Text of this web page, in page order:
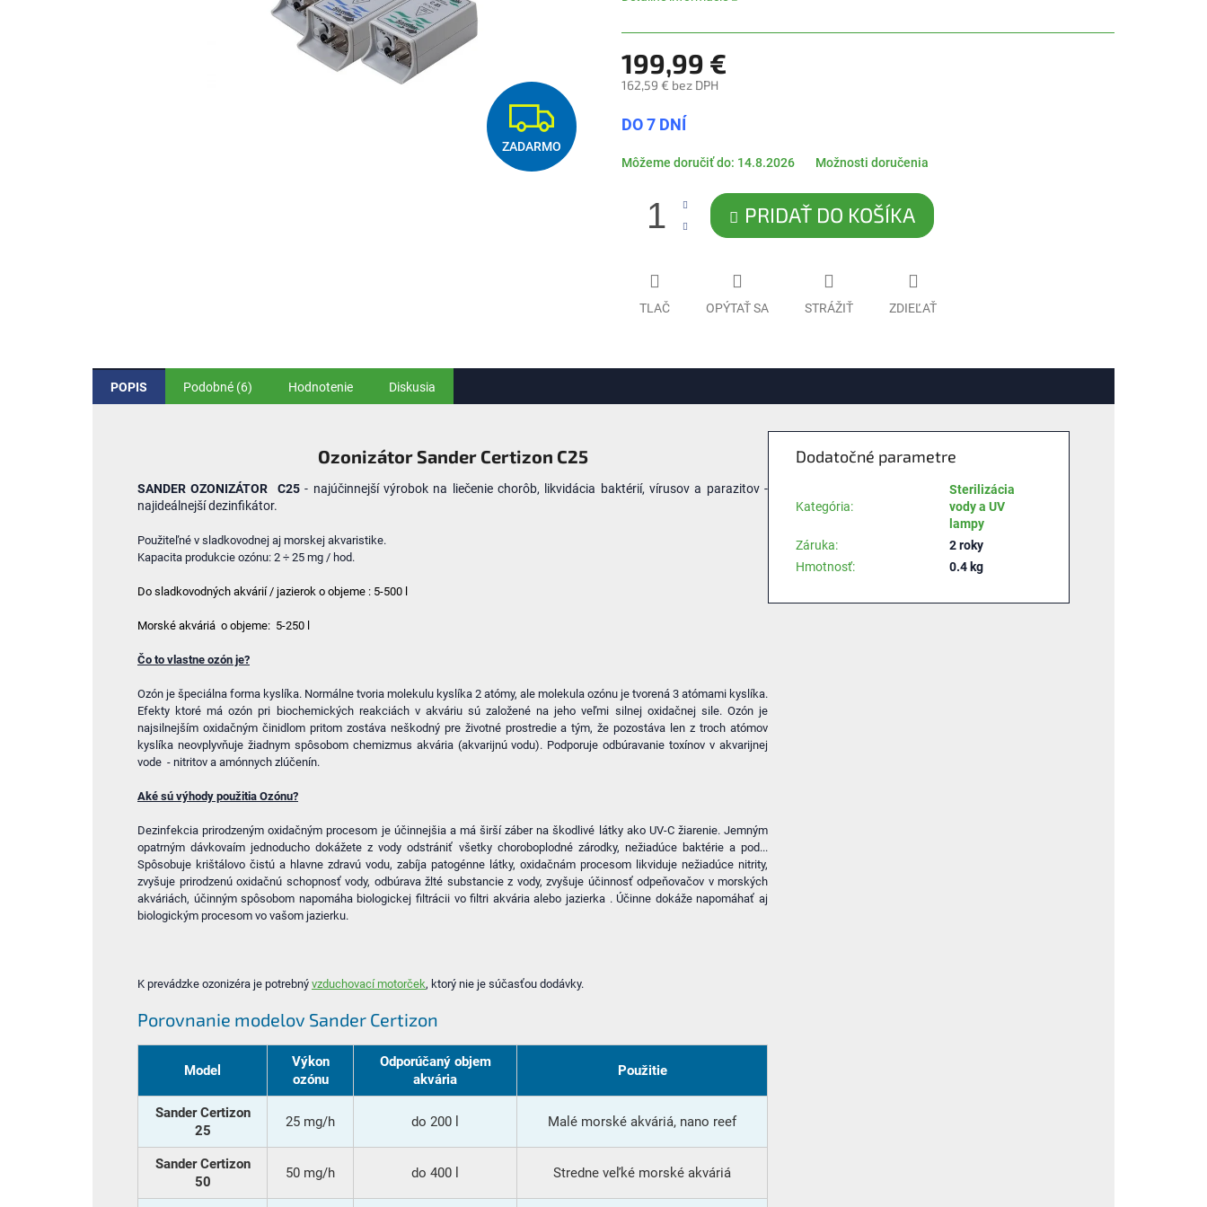
Z
A
ZADARMO
199,99 €
162,59 € bez DPH
cena:
DO 7 DNÍ
Môžeme doručiť do: 14.8.2026 Možnosti doručenia
PRIDAŤ DO KOŠÍKA
TLAČ OPÝTAŤ SA STRÁŽIŤ ZDIEĽAŤ
POPIS Podobné (6) Hodnotenie Diskusia
Ozonizátor Sander Certizon C25
SANDER OZONIZÁTOR C25 - najúčinnejší výrobok na liečenie chorôb, likvidácia baktérií, vírusov a parazitov -
najideálnejší dezinfikátor.
Použiteľné v sladkovodnej aj morskej akvaristike.
Kapacita produkcie ozónu: 2 ÷ 25 mg / hod.
Do sladkovodných akvárií / jazierok o objeme : 5-500 l
Morské akváriá o objeme: 5-250 l
Čo to vlastne ozón je?
Ozón je špeciálna forma kyslíka. Normálne tvoria molekulu kyslíka 2 atómy, ale molekula ozónu je tvorená 3 atómami kyslíka.
Efekty ktoré má ozón pri biochemických reakciách v akváriu sú založené na jeho veľmi silnej oxidačnej sile. Ozón je
najsilnejším oxidačným činidlom pritom zostáva neškodný pre životné prostredie a tým, že pozostáva len z troch atómov
kyslíka neovplyvňuje žiadnym spôsobom chemizmus akvária (akvarijnú vodu). Podporuje odbúravanie toxínov v akvarijnej
vode - nitritov a amónnych zlúčenín.
Aké sú výhody použitia Ozónu?
Dezinfekcia prirodzeným oxidačným procesom je účinnejšia a má širší záber na škodlivé látky ako UV-C žiarenie. Jemným
opatrným dávkovaím jednoducho dokážete z vody odstrániť všetky choroboplodné zárodky, nežiadúce baktérie a pod...
Spôsobuje krištálovo čistú a hlavne zdravú vodu, zabíja patogénne látky, oxidačnám procesom likviduje nežiadúce nitrity,
zvyšuje prirodzenú oxidačnú schopnosť vody, odbúrava žlté substancie z vody, zvyšuje účinnosť odpeňovačov v morských
akváriách, účinným spôsobom napomáha biologickej filtrácii vo filtri akvária alebo jazierka . Účinne dokáže napomáhať aj
biologickým procesom vo vašom jazierku.
K prevádzke ozonizéra je potrebný vzduchovací motorček, ktorý nie je súčasťou dodávky.
Porovnanie modelov Sander Certizon
Model
Výkon
ozónu
Odporúčaný objem
akvária
Použitie
Sander Certizon
25
25 mg/h do 200 l Malé morské akváriá, nano reef
Sander Certizon
50
50 mg/h do 400 l Stredne veľké morské akváriá
Dodatočné parametre
Kategória:
Sterilizácia
vody a UV
lampy
Záruka:
2 roky
Hmotnosť: 0.4 kg